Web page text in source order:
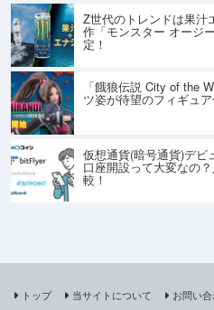
Z世代のトレンドは果汁
作「モンスター オージ
定！
「餓狼伝説 City of the
ツ姿が待望のフィギュ
仮想通貨(暗号通貨)デビ
口座開設って大変なの
較！
トップ 当サイトについて お問い